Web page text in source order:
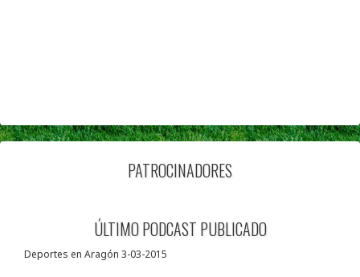
PATROCINADORES
ÚLTIMO PODCAST PUBLICADO
Deportes en Aragón 3-03-2015